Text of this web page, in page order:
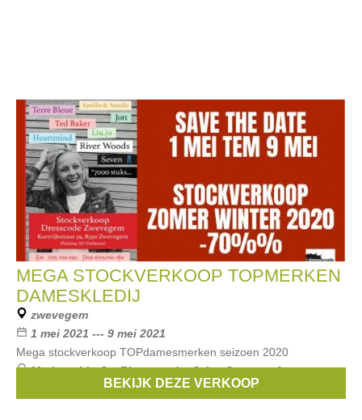
MEGA STOCKVERKOOP TOPMERKEN
DAMESKLEDIJ
zwevegem
1 mei 2021 --- 9 mei 2021
Mega stockverkoop TOPdamesmerken seizoen 2020
Merken:Liu Jo,Riverwoods,Juicy Couture,Atmos,
, ...
BEKIJK DEZE VERKOOP